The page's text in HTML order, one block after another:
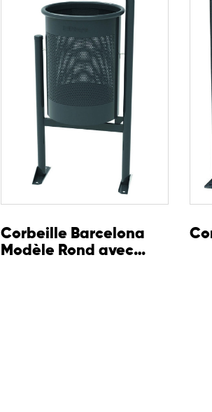
Corbeille Barcelona
Modèle Rond avec